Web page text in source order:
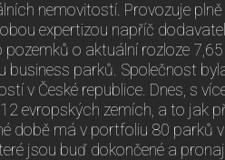
nemovitostí. Provozuje
expertizou napříč
o aktuální rozloze
business parků. Společnost
v České republice. Dnes, s
evropských zemích, a to jak
době má v portfoliu 80 parků
jsou buď dokončené a